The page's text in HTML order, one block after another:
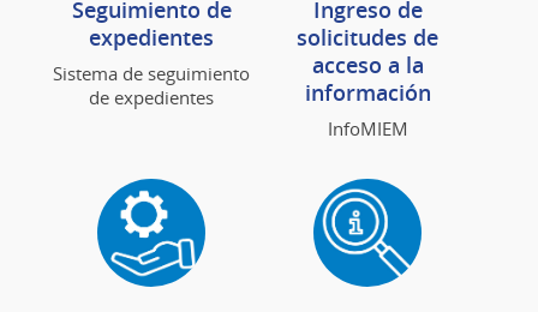
Seguimiento de
expedientes
Sistema de seguimiento
de expedientes
Ingreso de
solicitudes de
acceso a la
información
InfoMIEM